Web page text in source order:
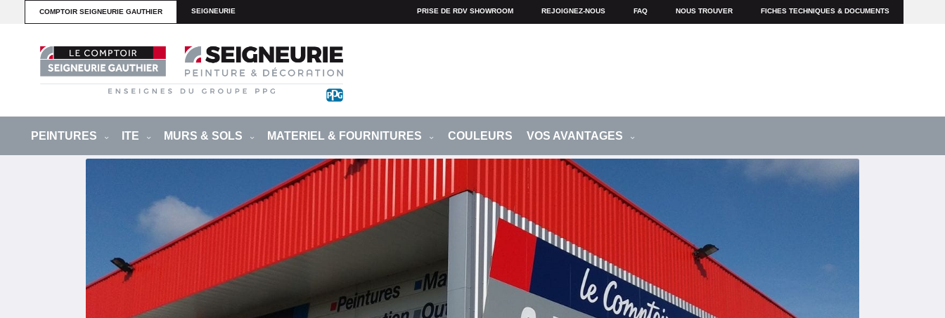
COMPTOIR SEIGNEURIE GAUTHIER SEIGNEURIE PRISE DE RDV SHOWROOM REJOIGNEZ-NOUS FAQ NOUS TROUVER FICHES TECHNIQUES & DOCUMENTS
PEINTURES ITE MURS & SOLS MATERIEL & FOURNITURES COULEURS VOS AVANTAGES